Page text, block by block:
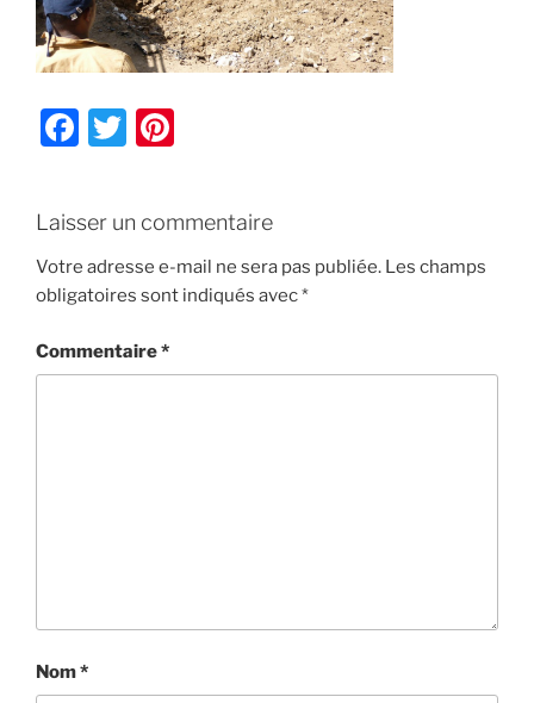
F
e
b
o
o
T
er e
st
Laisser un commentaire
Votre adresse e-mail ne sera pas publiée. Les champs
obligatoires sont indiqués avec*
Commentaire*
Nom*